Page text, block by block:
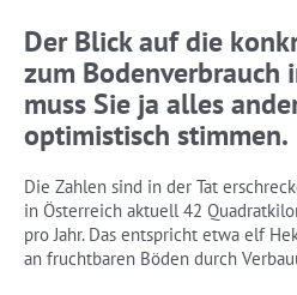
Der Blick auf die
zum Bodenverbrauch
muss Sie ja alles
optimistisch stimmen.
Die Zahlen sind in der Tat
in Österreich aktuell 42
pro Jahr. Das entspricht etwa elf
an fruchtbaren Böden durch